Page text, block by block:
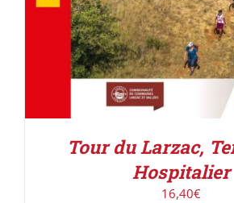
Tour du Larzac,
Hospitalier
16,40€